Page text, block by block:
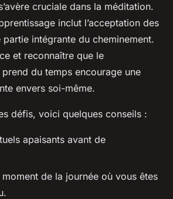
cruciale dans la méditation.
inclut l’acceptation des
intégrante du cheminement.
et reconnaître que le
du temps encourage une
envers soi-même.
défis, voici quelques conseils :
apaisants avant de
de la journée où vous êtes